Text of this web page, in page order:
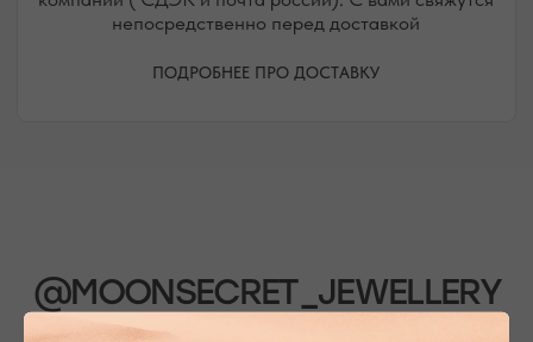
о новинках и распродажах в нашем магазине.
НАШИ ОФЛАЙН-МАГАЗИНЫ —
ВАШЕ НОВОЕ МЕСТО СИЛЫ